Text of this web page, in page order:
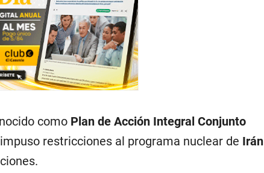
como Plan de Acción Integral Conjunto
restricciones al programa nuclear de Irán